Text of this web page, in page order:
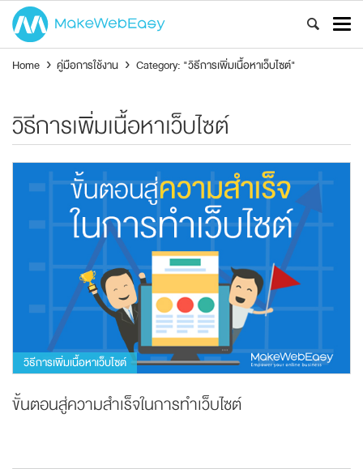
Home › คู่มือการใช้งาน › Category: "วิธีการเพิ่มเนื้อหาเว็บไซต์"
วิธีการเพิ่มเนื้อหาเว็บไซต์
วิธีการเพิ่มเนื้อหาเว็บไซต์
ขั้นตอนสู่ความสำเร็จในการทำเว็บไซต์